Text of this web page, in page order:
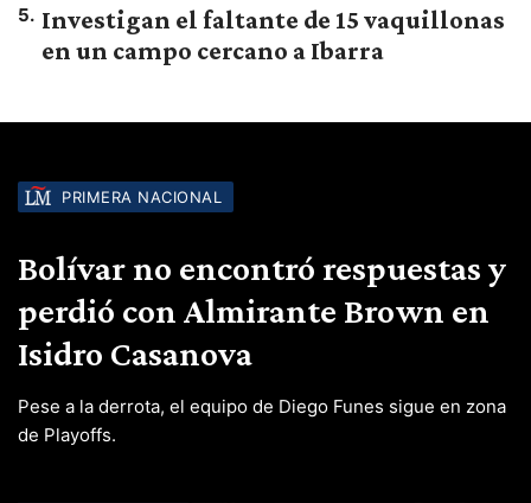
5. Investigan el faltante de 15 vaquillonas
en un campo cercano a Ibarra
PRIMERA NACIONAL
Bolívar no encontró respuestas y
perdió con Almirante Brown en
Isidro Casanova
Pese a la derrota, el equipo de Diego Funes sigue en zona
de Playoffs.